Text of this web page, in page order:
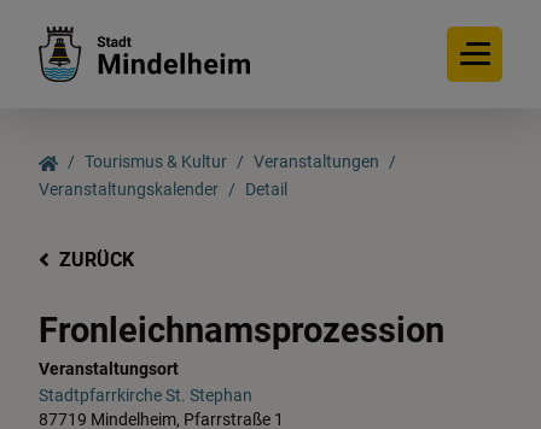
Tourismus & Kultur
Veranstaltungen
Veranstaltungskalender
Detail
ZURÜCK
Fronleichnamsprozession
Veranstaltungsort
Stadtpfarrkirche St. Stephan
87719 Mindelheim, Pfarrstraße 1